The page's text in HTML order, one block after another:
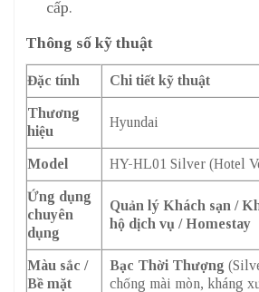
cấp.
Thông số kỹ thuật
Đặc tính Chi tiết kỹ thuật
Thương
hiệu
Hyundai
Model HY-HL01 Silver (Hotel
Ứng dụng
chuyên
dụng
Quản lý Khách sạn /
hộ dịch vụ / Homestay
Màu sắc /
Bề mặt
Bạc Thời Thượng
chống mài mòn, kháng